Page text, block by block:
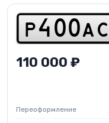
p 4 0 0 a c
110 000 ₽
Переоформление